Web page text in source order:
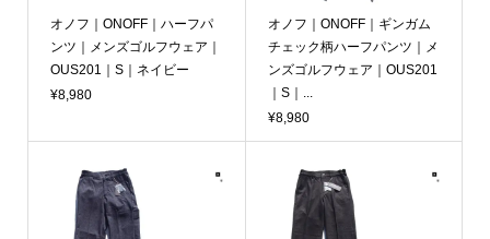
オノフ｜ONOFF｜ハーフパ
ンツ｜メンズゴルフウェア｜
OUS201｜S｜ネイビー
¥8,980
オノフ｜ONOFF｜ギンガム
チェック柄ハーフパンツ｜メ
ンズゴルフウェア｜OUS201
｜S｜...
¥8,980